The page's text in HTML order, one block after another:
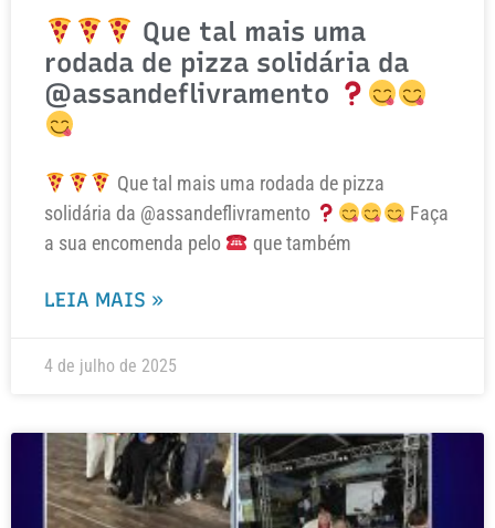
Que tal mais uma
rodada de pizza solidária da
@assandeflivramento
Que tal mais uma rodada de pizza
solidária da @assandeflivramento
Faça
a sua encomenda pelo
que também
LEIA MAIS »
4 de julho de 2025